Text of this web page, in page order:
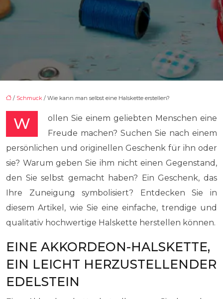
/ Schmuck / Wie kann man selbst eine Halskette erstellen?
Wollen Sie einem geliebten Menschen eine
Freude machen? Suchen Sie nach einem
persönlichen und originellen Geschenk für ihn oder
sie? Warum geben Sie ihm nicht einen Gegenstand,
den Sie selbst gemacht haben? Ein Geschenk, das
Ihre Zuneigung symbolisiert? Entdecken Sie in
diesem Artikel, wie Sie eine einfache, trendige und
qualitativ hochwertige Halskette herstellen können.
EINE AKKORDEON-HALSKETTE,
EIN LEICHT HERZUSTELLENDER
EDELSTEIN